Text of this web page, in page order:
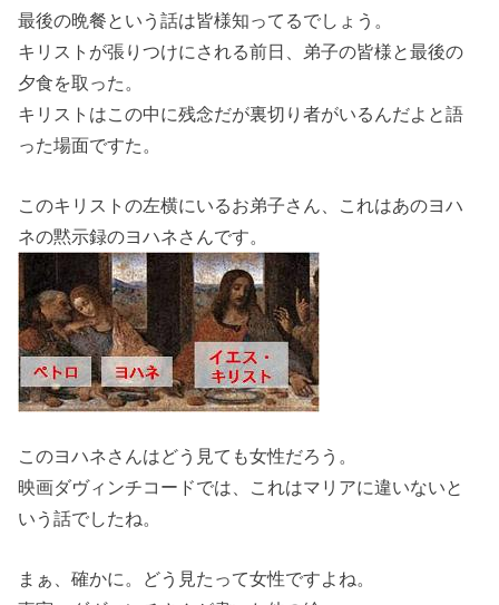
最後の晩餐という話は皆様知ってるでしょう。
キリストが張りつけにされる前日、弟子の皆様と最後の
夕食を取った。
キリストはこの中に残念だが裏切り者がいるんだよと語
った場面ですた。
このキリストの左横にいるお弟子さん、これはあのヨハ
ネの黙示録のヨハネさんです。
このヨハネさんはどう見ても女性だろう。
映画ダヴィンチコードでは、これはマリアに違いないと
いう話でしたね。
まぁ、確かに。どう見たって女性ですよね。